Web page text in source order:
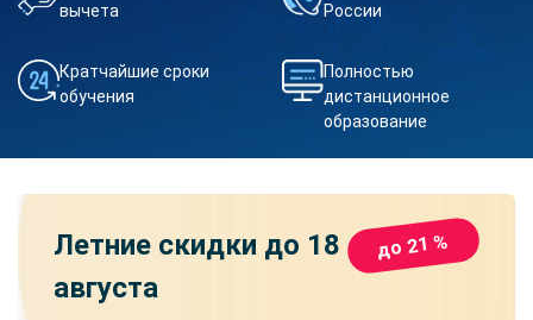
вычета
России
Кратчайшие сроки
обучения
Полностью
дистанционное
образование
Летние скидки до 18
августа
до 21 %